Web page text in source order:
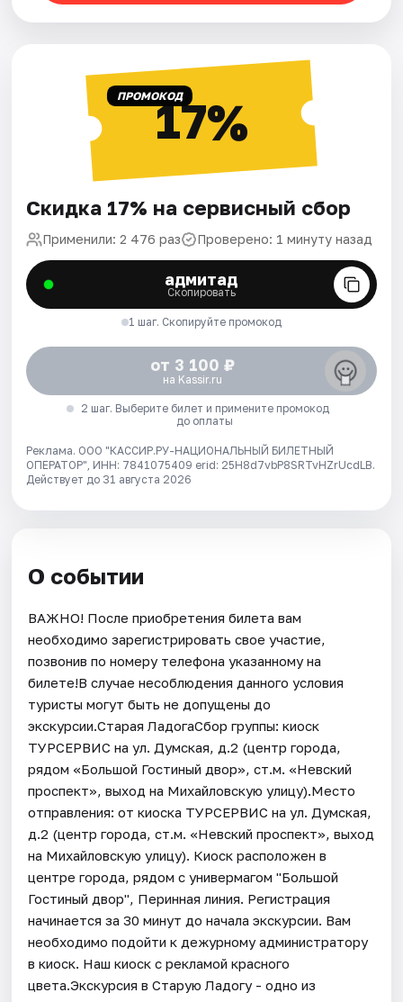
ПРОМОКОД17%
Скидка 17% на сервисный сбор
Применили: 2 476 раз Проверено: 1 минуту назад
адмитад
Скопировать
1 шаг. Скопируйте промокод
от 3 100 ₽
на Kassir.ru
2 шаг. Выберите билет и примените промокод
до оплаты
Реклама. ООО "КАССИР.РУ-НАЦИОНАЛЬНЫЙ БИЛЕТНЫЙ
ОПЕРАТОР", ИНН: 7841075409 erid: 25H8d7vbP8SRTvHZrUcdLB.
Действует до 31 августа 2026
О событии
ВАЖНО! После приобретения билета вам
необходимо зарегистрировать свое участие,
позвонив по номеру телефона указанному на
билете!В случае несоблюдения данного условия
туристы могут быть не допущены до
экскурсии.Старая ЛадогаСбор группы: киоск
ТУРСЕРВИС на ул. Думская, д.2 (центр города,
рядом «Большой Гостиный двор», ст.м. «Невский
проспект», выход на Михайловскую улицу).Место
отправления: от киоска ТУРСЕРВИС на ул. Думская,
д.2 (центр города, ст.м. «Невский проспект», выход
на Михайловскую улицу). Киоск расположен в
центре города, рядом с универмагом "Большой
Гостиный двор", Перинная линия. Регистрация
начинается за 30 минут до начала экскурсии. Вам
необходимо подойти к дежурному администратору
в киоск. Наш киоск с рекламой красного
цвета.Экскурсия в Старую Ладогу - одно из